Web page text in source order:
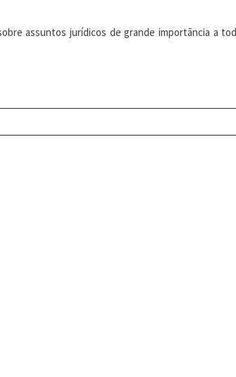
assuntos jurídicos de grande importãncia a